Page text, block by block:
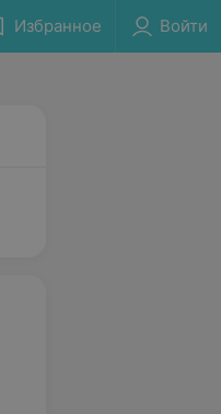
Избранное Войти